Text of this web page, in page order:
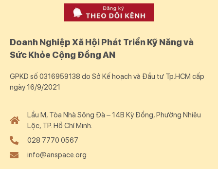
Doanh Nghiệp Xã Hội Phát Triển Kỹ Năng và
Sức Khỏe Cộng Đồng AN
GPKD số 0316959138 do Sở Kế hoạch và Đầu tư Tp.HCM cấp
ngày 16/9/2021
Lầu M, Tòa Nhà Sông Đà – 14B Kỳ Đồng, Phường Nhiêu
Lộc, TP. Hồ Chí Minh.
028 7770 0567
info@anspace.org